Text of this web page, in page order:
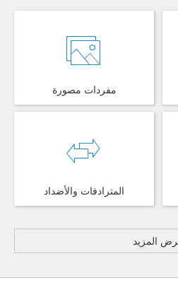
مفردات مصورة
المترادفات والأضداد
المزيد